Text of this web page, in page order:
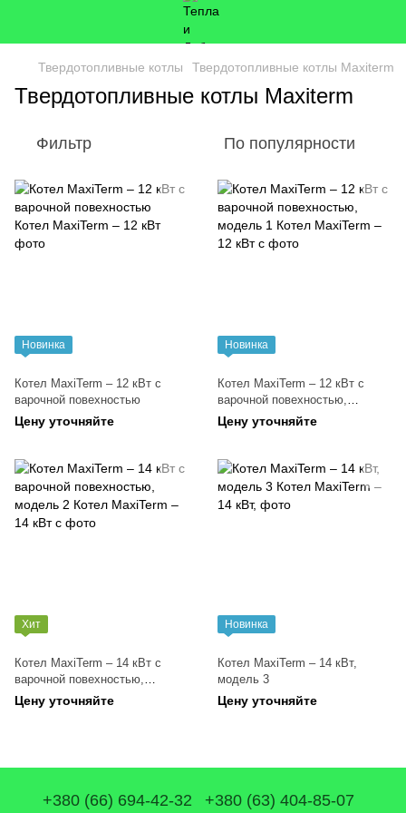
Твердотопливные котлы Твердотопливные котлы Maxiterm
Твердотопливные котлы Maxiterm
Фильтр По популярности
Новинка
Котел MaxiTerm – 12 кВт с
варочной повехностью
Цену уточняйте
Новинка
Котел MaxiTerm – 12 кВт с
варочной повехностью,
модель 1
Цену уточняйте
Хит
Котел MaxiTerm – 14 кВт с
варочной повехностью,
модель 2
Цену уточняйте
Новинка
Котел MaxiTerm – 14 кВт,
модель 3
Цену уточняйте
+380 (66) 694-42-32 +380 (63) 404-85-07